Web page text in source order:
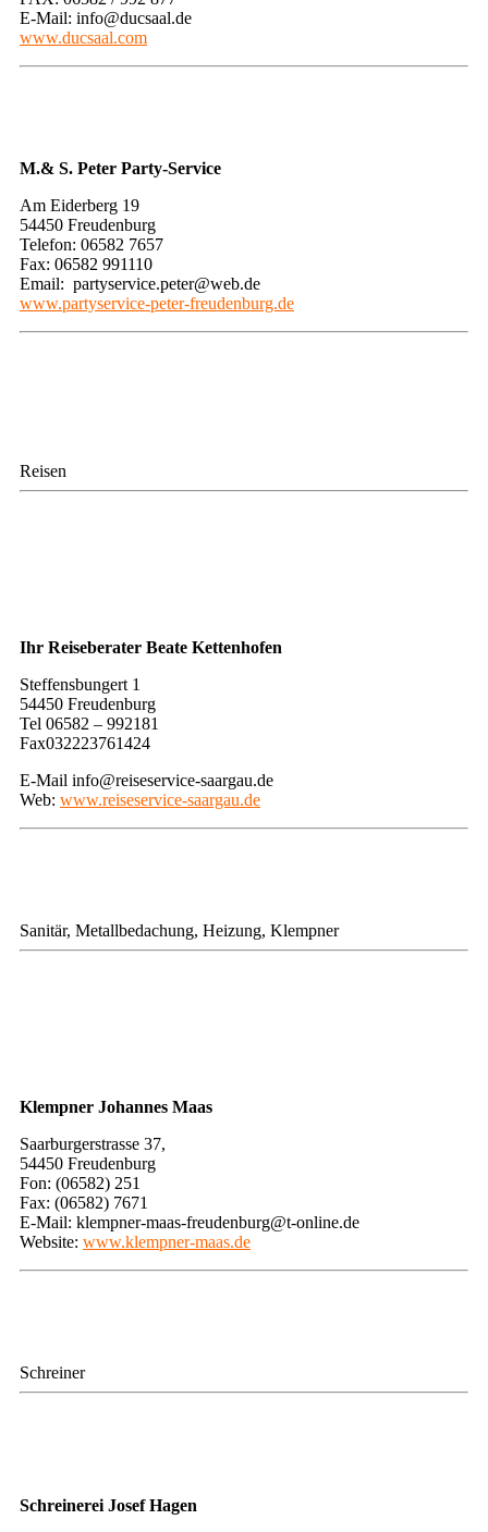
E-Mail: info@ducsaal.de
www.ducsaal.com
M.& S. Peter Party-Service
Am Eiderberg 19
54450 Freudenburg
Telefon: 06582 7657
Fax: 06582 991110
Email: partyservice.peter@web.de
www.partyservice-peter-freudenburg.de
Reisen
​Ihr Reiseberater ​Beate Kettenhofen
​Steffensbungert 1
54450 Freudenburg
Tel 06582 – 992181
Fax032223761424
E-Mail info@reiseservice-saargau.de
Web: www.reiseservice-saargau.de
Sanitär, Metallbedachung, Heizung, Klempner
​Klempner Johannes Maas
​Saarburgerstrasse 37,
54450 Freudenburg
Fon: (06582) 251
Fax: (06582) 7671
E-Mail: klempner-maas-freudenburg@t-online.de
Website: ​ www.klempner-maas.de
Schreiner
Schreinerei Josef Hagen